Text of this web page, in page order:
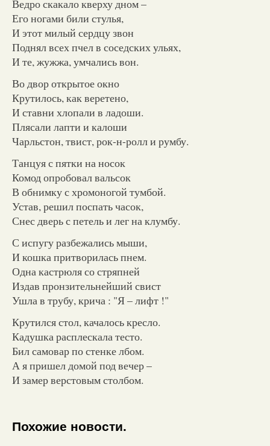
Ведро скакало кверху дном –
Его ногами били стулья,
И этот милый сердцу звон
Поднял всех пчел в соседских ульях,
И те, жужжа, умчались вон.
Во двор открытое окно
Крутилось, как веретено,
И ставни хлопали в ладоши.
Плясали лапти и калоши
Чарльстон, твист, рок-н-ролл и румбу.
Танцуя с пятки на носок
Комод опробовал вальсок
В обнимку с хромоногой тумбой.
Устав, решил поспать часок,
Снес дверь с петель и лег на клумбу.
С испугу разбежались мыши,
И кошка притворилась пнем.
Одна кастрюля со стряпней
Издав пронзительнейший свист
Ушла в трубу, крича : "Я – лифт !"
Крутился стол, качалось кресло.
Кадушка расплескала тесто.
Бил самовар по стенке лбом.
А я пришел домой под вечер –
И замер верстовым столбом.
Похожие новости.